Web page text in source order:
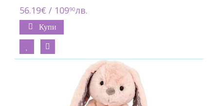
56.19€ / 10990лв.
Купи